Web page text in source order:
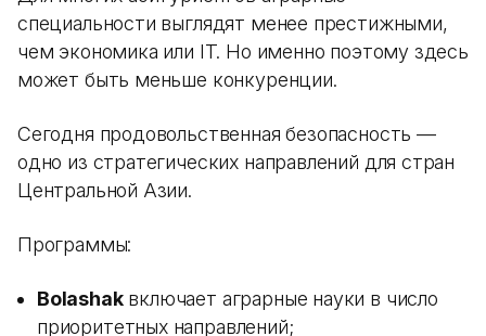
специальности выглядят менее престижными,
чем экономика или IT. Но именно поэтому здесь
может быть меньше конкуренции.
Сегодня продовольственная безопасность —
одно из стратегических направлений для стран
Центральной Азии.
Программы:
Bolashakвключает аграрные науки в число
приоритетных направлений;